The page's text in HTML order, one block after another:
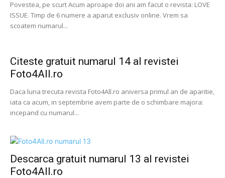
Povestea, pe scurt Acum aproape doi ani am facut o revista: LOVE
ISSUE. Timp de 6 numere a aparut exclusiv online. Vrem sa
scoatem numarul...
Citeste gratuit numarul 14 al revistei
Foto4All.ro
Daca luna trecuta revista Foto4All.ro aniversa primul an de aparitie,
iata ca acum, in septembrie avem parte de o schimbare majora:
incepand cu numarul...
Descarca gratuit numarul 13 al revistei
Foto4All.ro